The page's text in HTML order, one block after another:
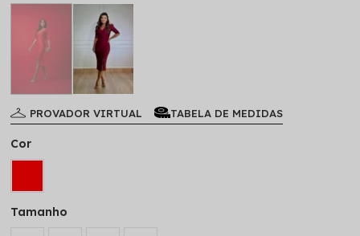
PROVADOR VIRTUAL TABELA DE MEDIDAS
Tamanho
Cor